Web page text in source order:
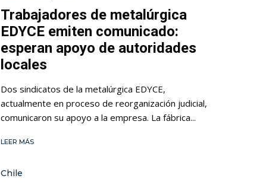
Trabajadores de metalúrgica
EDYCE emiten comunicado:
esperan apoyo de autoridades
locales
Dos sindicatos de la metalúrgica EDYCE,
actualmente en proceso de reorganización judicial,
comunicaron su apoyo a la empresa. La fábrica...
LEER MÁS
Chile